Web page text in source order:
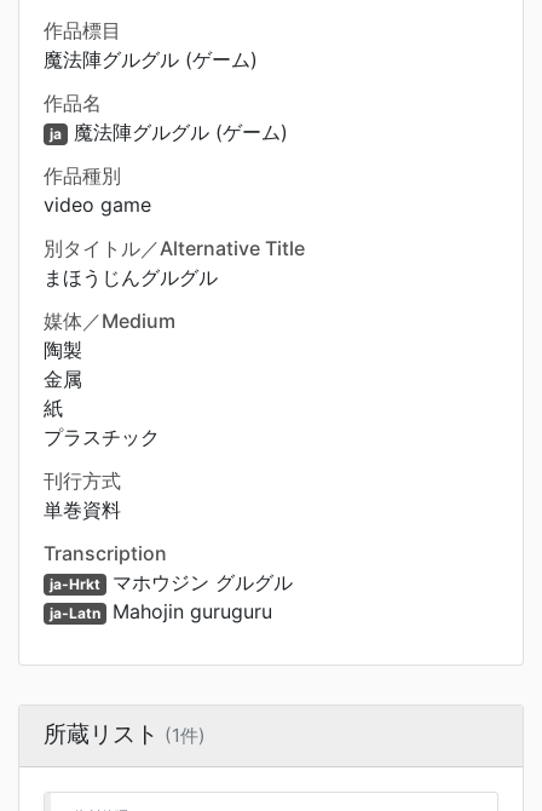
作品標目
魔法陣グルグル (ゲーム)
作品名
ja 魔法陣グルグル (ゲーム)
作品種別
video game
別タイトル／Alternative Title
まほうじんグルグル
媒体／Medium
陶製
金属
紙
プラスチック
刊行方式
単巻資料
Transcription
ja-Hrkt マホウジン グルグル
ja-Latn Mahojin guruguru
所蔵リスト (1件)